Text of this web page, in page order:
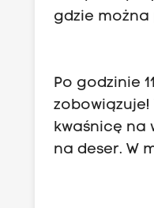
gdzie można
Po godzinie
kwaśnicę na
na deser. W